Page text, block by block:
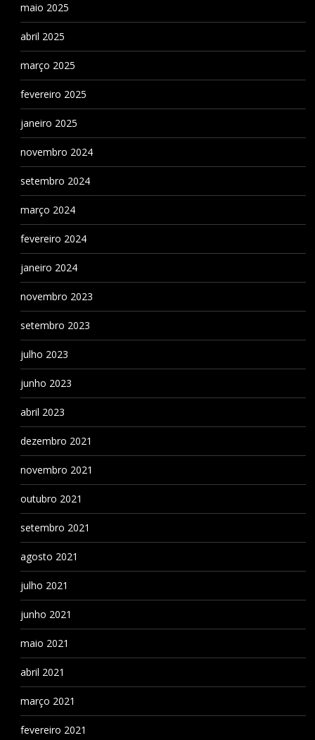
maio 2025
abril 2025
março 2025
fevereiro 2025
janeiro 2025
novembro 2024
setembro 2024
março 2024
fevereiro 2024
janeiro 2024
novembro 2023
setembro 2023
julho 2023
junho 2023
abril 2023
dezembro 2021
novembro 2021
outubro 2021
setembro 2021
agosto 2021
julho 2021
junho 2021
maio 2021
abril 2021
março 2021
fevereiro 2021